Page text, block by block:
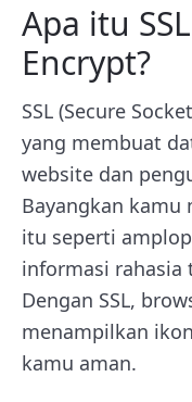
Apa itu
Encrypt?
SSL (Secure
yang membuat
website dan
Bayangkan kamu
itu seperti
informasi rahasia
Dengan SSL,
menampilkan
kamu aman.